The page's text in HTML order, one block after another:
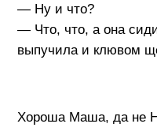
— Ну и что?
— Что, что, а она
выпучила и клювом
Хороша Маша, да не